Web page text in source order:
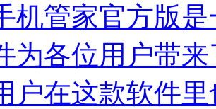
机管家官方版
为各位用户带
户在这款软件